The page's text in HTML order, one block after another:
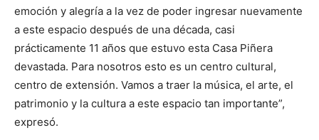
emoción y alegría a la vez de poder ingresar nuevamente
a este espacio después de una década, casi
prácticamente 11 años que estuvo esta Casa Piñera
devastada. Para nosotros esto es un centro cultural,
centro de extensión. Vamos a traer la música, el arte, el
patrimonio y la cultura a este espacio tan importante”,
expresó.